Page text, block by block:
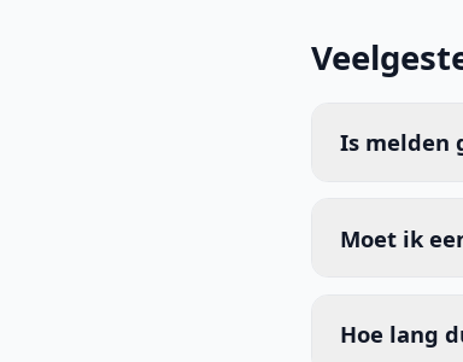
Is melden
Moet ik
Hoe lang